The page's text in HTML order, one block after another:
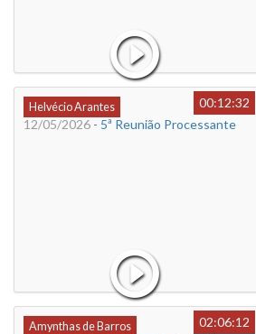
Helvécio Arantes
00:12:32
12/05/2026 - 5ª Reunião Processante
Amynthas de Barros
02:06:12